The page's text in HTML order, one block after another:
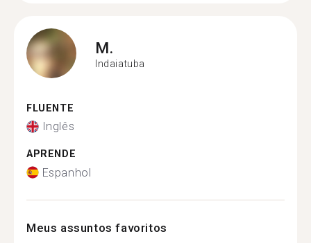
M.
Indaiatuba
FLUENTE
Inglês
APRENDE
Espanhol
Meus assuntos favoritos